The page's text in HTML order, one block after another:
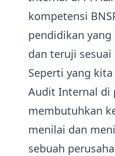
kompetensi
pendidikan
dan teruji
Seperti yang
Audit Internal di
membutuhkan
menilai dan
sebuah